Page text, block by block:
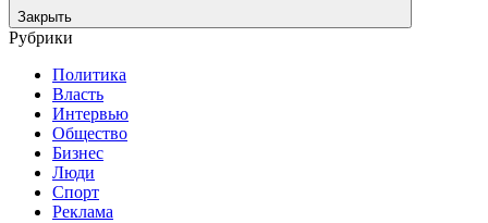
Закрыть
Рубрики
Политика
Власть
Интервью
Общество
Бизнес
Люди
Спорт
Реклама